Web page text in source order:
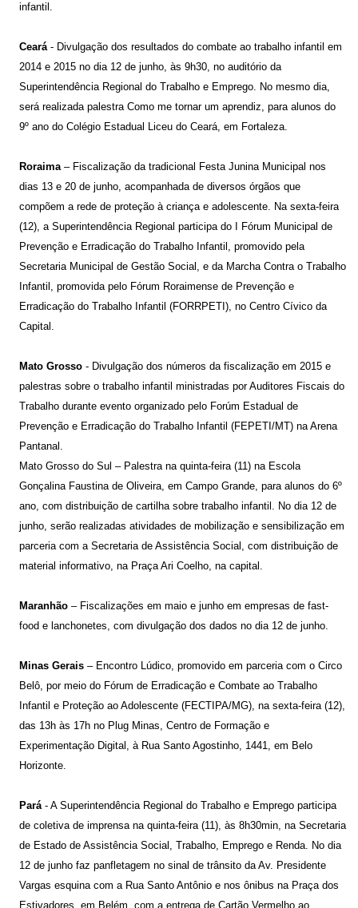
infantil.
Ceará - Divulgação dos resultados do combate ao trabalho infantil em
2014 e 2015 no dia 12 de junho, às 9h30, no auditório da
Superintendência Regional do Trabalho e Emprego. No mesmo dia,
será realizada palestra Como me tornar um aprendiz, para alunos do
9º ano do Colégio Estadual Liceu do Ceará, em Fortaleza.
Roraima– Fiscalização da tradicional Festa Junina Municipal nos
dias 13 e 20 de junho, acompanhada de diversos órgãos que
compõem a rede de proteção à criança e adolescente. Na sexta-feira
(12), a Superintendência Regional participa do I Fórum Municipal de
Prevenção e Erradicação do Trabalho Infantil, promovido pela
Secretaria Municipal de Gestão Social, e da Marcha Contra o Trabalho
Infantil, promovida pelo Fórum Roraimense de Prevenção e
Erradicação do Trabalho Infantil (FORRPETI), no Centro Cívico da
Capital.
Mato Grosso - Divulgação dos números da fiscalização em 2015 e
palestras sobre o trabalho infantil ministradas por Auditores Fiscais do
Trabalho durante evento organizado pelo Forúm Estadual de
Prevenção e Erradicação do Trabalho Infantil (FEPETI/MT) na Arena
Pantanal.
Mato Grosso do Sul – Palestra na quinta-feira (11) na Escola
Gonçalina Faustina de Oliveira, em Campo Grande, para alunos do 6º
ano, com distribuição de cartilha sobre trabalho infantil. No dia 12 de
junho, serão realizadas atividades de mobilização e sensibilização em
parceria com a Secretaria de Assistência Social, com distribuição de
material informativo, na Praça Ari Coelho, na capital.
Maranhão – Fiscalizações em maio e junho em empresas de fast-
food e lanchonetes, com divulgação dos dados no dia 12 de junho.
Minas Gerais – Encontro Lúdico, promovido em parceria com o Circo
Belô, por meio do Fórum de Erradicação e Combate ao Trabalho
Infantil e Proteção ao Adolescente (FECTIPA/MG), na sexta-feira (12),
das 13h às 17h no Plug Minas, Centro de Formação e
Experimentação Digital, à Rua Santo Agostinho, 1441, em Belo
Horizonte.
Pará- A Superintendência Regional do Trabalho e Emprego participa
de coletiva de imprensa na quinta-feira (11), às 8h30min, na Secretaria
de Estado de Assistência Social, Trabalho, Emprego e Renda. No dia
12 de junho faz panfletagem no sinal de trânsito da Av. Presidente
Vargas esquina com a Rua Santo Antônio e nos ônibus na Praça dos
Estivadores, em Belém, com a entrega de Cartão Vermelho ao